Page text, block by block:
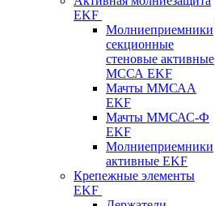
EKF
Молниеприемники
секционные
стеновые активные
МССА EKF
Мачты ММСАА
EKF
Мачты ММСАС-Ф
EKF
Молниеприемники
активные EKF
Крепежные элементы
EKF